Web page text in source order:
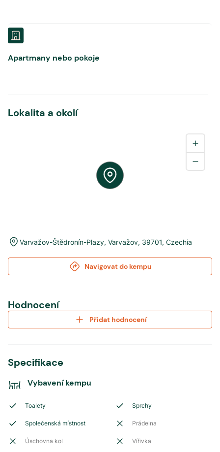
Apartmany nebo pokoje
Lokalita a okolí
Varvažov-Štědronín-Plazy, Varvažov, 39701, Czechia
Navigovat do kempu
Hodnocení
Přidat hodnocení
Specifikace
Vybavení kempu
Toalety Sprchy
Společenská místnost Prádelna
Úschovna kol Vířivka